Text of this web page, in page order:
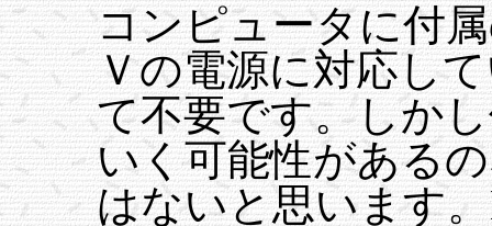
コンピュータに付
Ｖの電源に対応し
て不要です。しか
いく可能性がある
はないと思います